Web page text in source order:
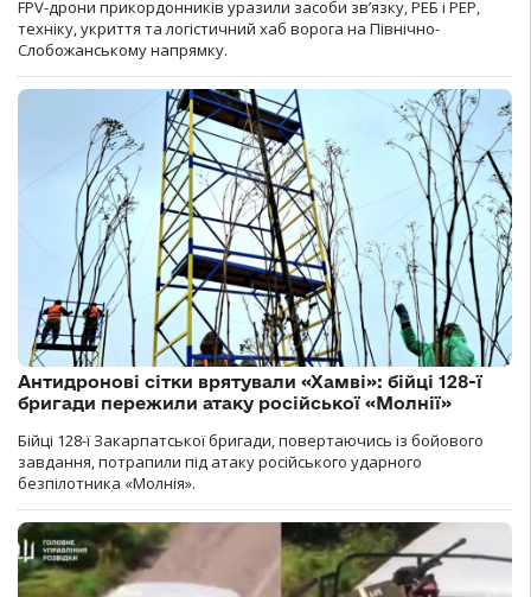
FPV-дрони прикордонників уразили засоби зв’язку, РЕБ і РЕР,
техніку, укриття та логістичний хаб ворога на Північно-
Слобожанському напрямку.
Антидронові сітки врятували «Хамві»: бійці 128-ї
бригади пережили атаку російської «Молнії»
Бійці 128-ї Закарпатської бригади, повертаючись із бойового
завдання, потрапили під атаку російського ударного
безпілотника «Молнія».